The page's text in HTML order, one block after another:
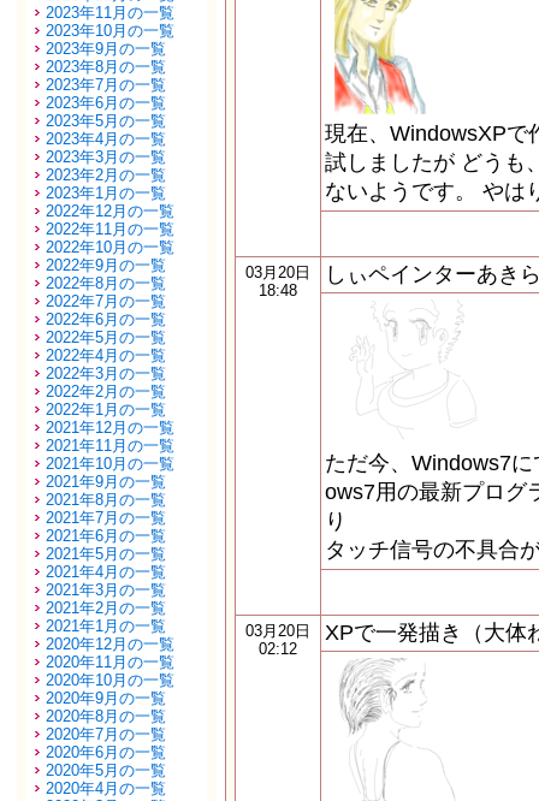
2023年11月の一覧
2023年10月の一覧
2023年9月の一覧
2023年8月の一覧
2023年7月の一覧
2023年6月の一覧
2023年5月の一覧
2023年4月の一覧
2023年3月の一覧
2023年2月の一覧
2023年1月の一覧
2022年12月の一覧
2022年11月の一覧
2022年10月の一覧
2022年9月の一覧
2022年8月の一覧
2022年7月の一覧
2022年6月の一覧
2022年5月の一覧
2022年4月の一覧
2022年3月の一覧
2022年2月の一覧
2022年1月の一覧
2021年12月の一覧
2021年11月の一覧
2021年10月の一覧
2021年9月の一覧
2021年8月の一覧
2021年7月の一覧
2021年6月の一覧
2021年5月の一覧
2021年4月の一覧
2021年3月の一覧
2021年2月の一覧
2021年1月の一覧
2020年12月の一覧
2020年11月の一覧
2020年10月の一覧
2020年9月の一覧
2020年8月の一覧
2020年7月の一覧
2020年6月の一覧
2020年5月の一覧
2020年4月の一覧
現在、WindowsXPで
試しましたが どうも
ないようです。 やは
03月20日
18:48
しぃペインターあき
ただ今、Windows7
ows7用の最新プログ
り
タッチ信号の不具合
03月20日
02:12
XPで一発描き（大体